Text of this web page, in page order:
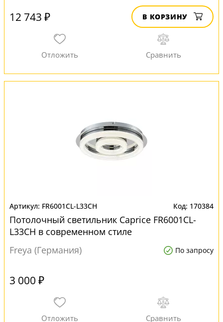
12 743 ₽ В КОРЗИНУ
FR6001CL-L33CH 170384
Потолочный светильник Сaprice FR6001CL-
L33CH в современном стиле
Freya (Германия)
По запросу
3 000 ₽